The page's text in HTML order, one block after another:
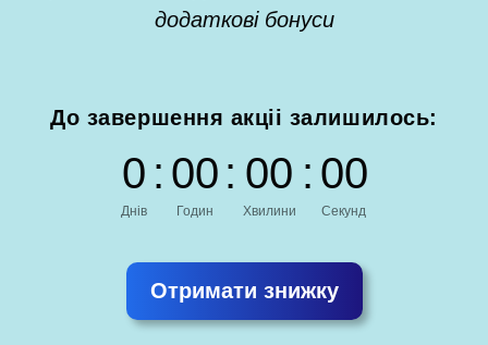
додаткові бонуси
До завершення акціі залишилось:
0
Днів
: 00
Годин
: 00
Хвилини
: 00
Секунд
Отримати знижку